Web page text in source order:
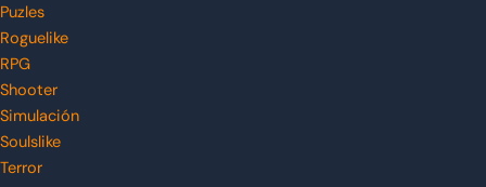
Puzles
Roguelike
RPG
Shooter
Simulación
Soulslike
Terror